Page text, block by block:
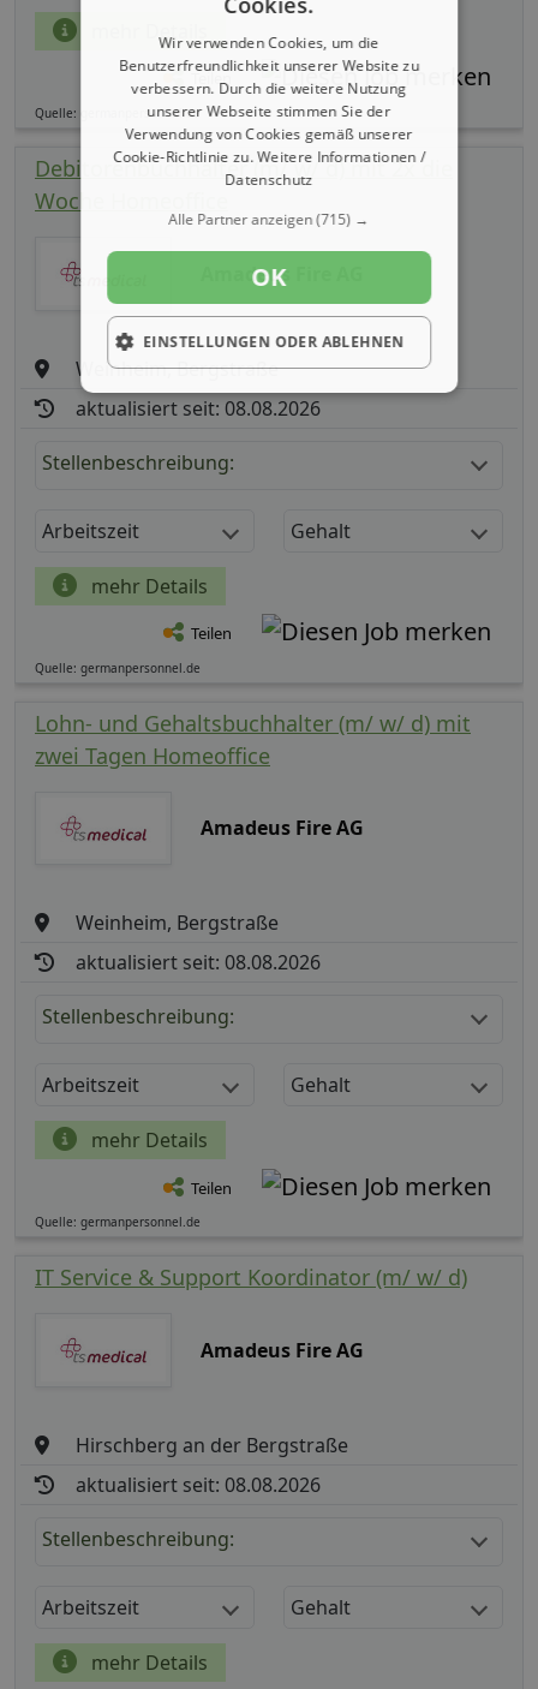
mehr Details
Teilen
Quelle: germanpersonnel.de
Debitorenbuchhalter (m/ w/ d) mit 2x die
Woche Homeoffice
Amadeus Fire AG
Weinheim, Bergstraße
aktualisiert seit: 08.08.2026
Stellenbeschreibung:
Arbeitszeit Gehalt
mehr Details
Teilen
Quelle: germanpersonnel.de
Lohn- und Gehaltsbuchhalter (m/ w/ d) mit
zwei Tagen Homeoffice
Amadeus Fire AG
Weinheim, Bergstraße
aktualisiert seit: 08.08.2026
Stellenbeschreibung:
Arbeitszeit Gehalt
mehr Details
Teilen
Quelle: germanpersonnel.de
IT Service & Support Koordinator (m/ w/ d)
Amadeus Fire AG
Hirschberg an der Bergstraße
aktualisiert seit: 08.08.2026
Stellenbeschreibung:
Arbeitszeit Gehalt
mehr Details
Wir verwenden Cookies, um die
Benutzerfreundlichkeit unserer Website zu
verbessern. Durch die weitere Nutzung
unserer Webseite stimmen Sie der
Verwendung von Cookies gemäß unserer
Cookie-Richtlinie zu.Weitere Informationen /
Datenschutz
Alle Partner anzeigen(715) →
OK
EINSTELLUNGEN ODER ABLEHNEN